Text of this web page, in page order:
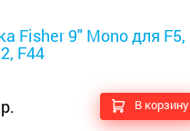
Fisher 9" Mono для F5,
F44
В корзину